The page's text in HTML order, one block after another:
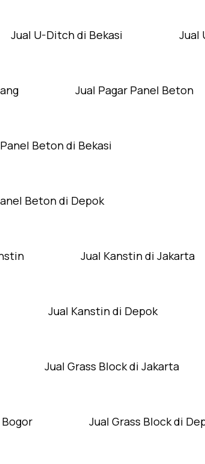
Jual U-Ditch di Bekasi Jual
Jual Pagar Panel Beton
Beton di Bekasi
Beton di Depok
Jual Kanstin di Jakarta
Jual Kanstin di Depok
Jual Grass Block di Jakarta
Jual Grass Block di